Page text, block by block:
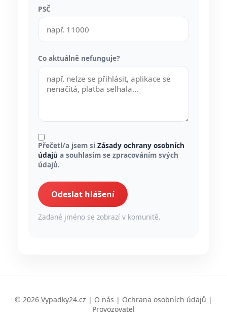
PSČ
Co aktuálně nefunguje?
Přečetl/a jsem si Zásady ochrany osobních
údajů a souhlasím se zpracováním svých
údajů.
Odeslat hlášení
Zadané jméno se zobrazí v komunitě.
© 2026 Vypadky24.cz | O nás | Ochrana osobních údajů |
Provozovatel